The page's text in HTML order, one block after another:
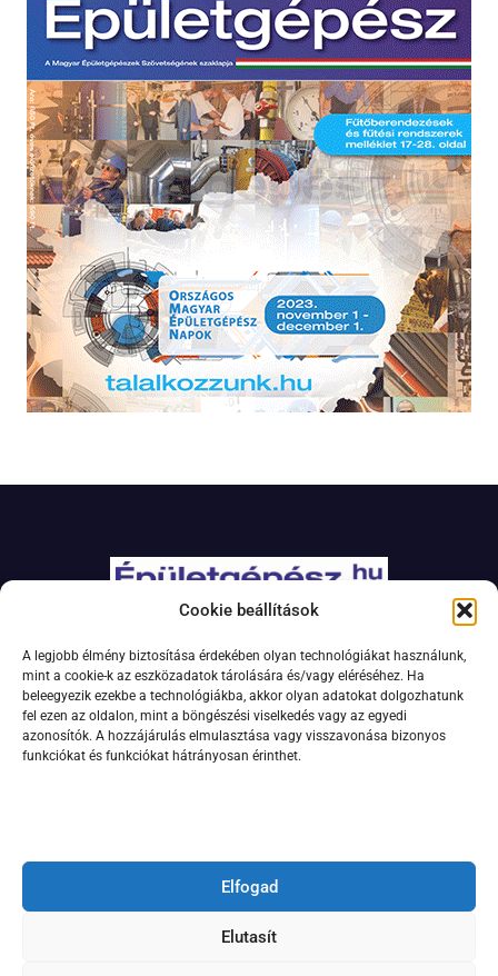
Cookie beállítások
A legjobb élmény biztosítása érdekében olyan technológiákat használunk,
mint a cookie-k az eszközadatok tárolására és/vagy eléréséhez. Ha
beleegyezik ezekbe a technológiákba, akkor olyan adatokat dolgozhatunk
fel ezen az oldalon, mint a böngészési viselkedés vagy az egyedi
azonosítók. A hozzájárulás elmulasztása vagy visszavonása bizonyos
funkciókat és funkciókat hátrányosan érinthet.
Elfogad
Elutasít
Adatkezelési szabályzat
Jogi nyilatkozat
Kapcsolat
Impresszum